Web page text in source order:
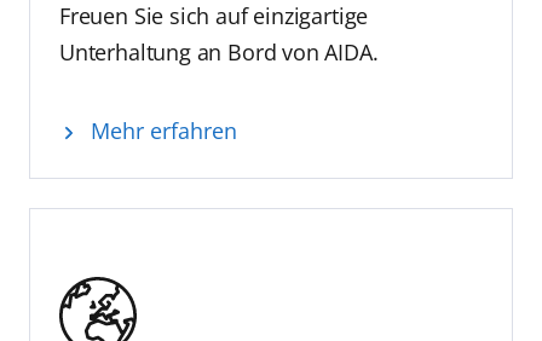
Freuen Sie sich auf einzigartige
Unterhaltung an Bord von AIDA.
Mehr erfahren